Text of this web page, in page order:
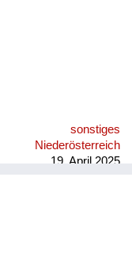
sonstiges
Niederösterreich
19. April 2025